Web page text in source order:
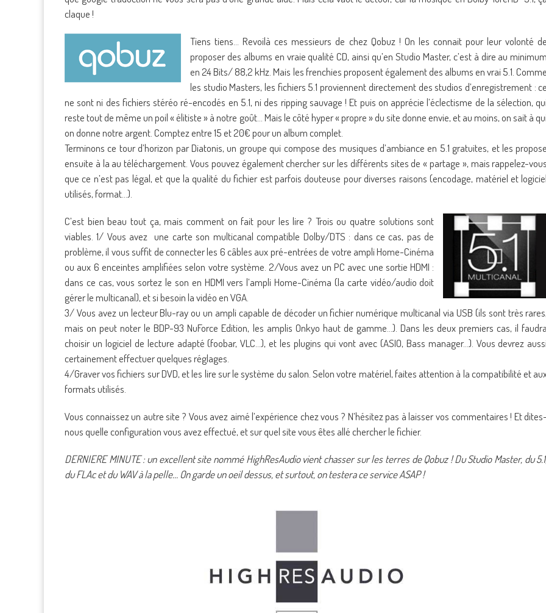
claque !
Tiens tiens… Revoilà ces messieurs de chez Qobuz ! On les connait pour leur volonté de
proposer des albums en vraie qualité CD, ainsi qu’en Studio Master, c’est à dire au minimum
en 24 Bits/ 88,2 kHz. Mais les frenchies proposent également des albums en vrai 5.1. Comme
les studio Masters, les fichiers 5.1 proviennent directement des studios d’enregistrement : ce
ne sont ni des fichiers stéréo ré-encodés en 5.1, ni des ripping sauvage ! Et puis on apprécie l’éclectisme de la sélection,
reste tout de même un poil « élitiste » à notre goût… Mais le côté hyper « propre » du site donne envie, et au moins, on sait à
on donne notre argent. Comptez entre 15 et 20€ pour un album complet.
Terminons ce tour d’horizon par Diatonis, un groupe qui compose des musiques d’ambiance en 5.1 gratuites, et les propose
ensuite à la au téléchargement. Vous pouvez également chercher sur les différents sites de « partage », mais rappelez-vous
que ce n’est pas légal, et que la qualité du fichier est parfois douteuse pour diverses raisons (encodage, matériel et logiciel
utilisés, format…).
C’est bien beau tout ça, mais comment on fait pour les lire ? Trois ou quatre solutions sont
viables. 1/ Vous avez une carte son multicanal compatible Dolby/DTS : dans ce cas, pas de
problème, il vous suffit de connecter les 6 câbles aux pré-entrées de votre ampli Home-Cinéma
ou aux 6 enceintes amplifiées selon votre système. 2/Vous avez un PC avec une sortie HDMI :
dans ce cas, vous sortez le son en HDMI vers l’ampli Home-Cinéma (la carte vidéo/audio doit
gérer le multicanal), et si besoin la vidéo en VGA.
3/ Vous avez un lecteur Blu-ray ou un ampli capable de décoder un fichier numérique multicanal via USB (ils sont très rares,
mais on peut noter le BDP-93 NuForce Edition, les amplis Onkyo haut de gamme…). Dans les deux premiers cas, il faudra
choisir un logiciel de lecture adapté (foobar, VLC…), et les plugins qui vont avec (ASIO, Bass manager…). Vous devrez
certainement effectuer quelques réglages.
4/Graver vos fichiers sur DVD, et les lire sur le système du salon. Selon votre matériel, faites attention à la compatibilité et
formats utilisés.
Vous connaissez un autre site ? Vous avez aimé l’expérience chez vous ? N’hésitez pas à laisser vos commentaires ! Et dites-
nous quelle configuration vous avez effectué, et sur quel site vous êtes allé chercher le fichier.
DERNIERE MINUTE : un excellent site nommé HighResAudio vient chasser sur les terres de Qobuz ! Du Studio Master, du
du FLAc et du WAV à la pelle… On garde un oeil dessus, et surtout, on testera ce service ASAP !